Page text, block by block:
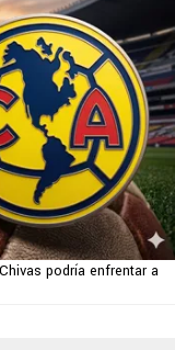
Chivas podría enfrentar a